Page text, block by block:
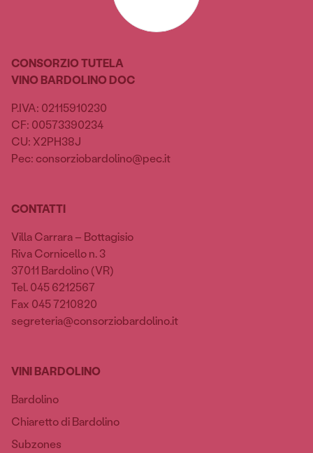
CONSORZIO TUTELA
VINO BARDOLINO DOC
P.IVA: 02115910230
CF: 00573390234
CU: X2PH38J
Pec: consorziobardolino@pec.it
CONTATTI
Villa Carrara – Bottagisio
Riva Cornicello n. 3
37011 Bardolino (VR)
Tel. 045 6212567
Fax 045 7210820
segreteria@consorziobardolino.it
VINI BARDOLINO
Bardolino
Chiaretto di Bardolino
Subzones